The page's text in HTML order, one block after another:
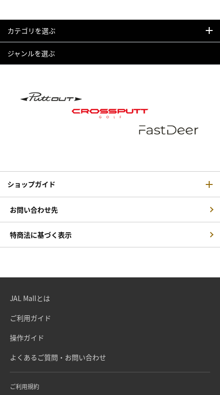
カテゴリを選ぶ
ジャンルを選ぶ
ショップガイド
お問い合わせ先
特商法に基づく表示
JAL Mallとは
ご利用ガイド
操作ガイド
よくあるご質問・お問い合わせ
ご利用規約